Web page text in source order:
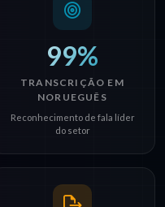
99%
TRANSCRIÇÃO EM
NORUEGUÊS
Reconhecimento de fala líder
do setor